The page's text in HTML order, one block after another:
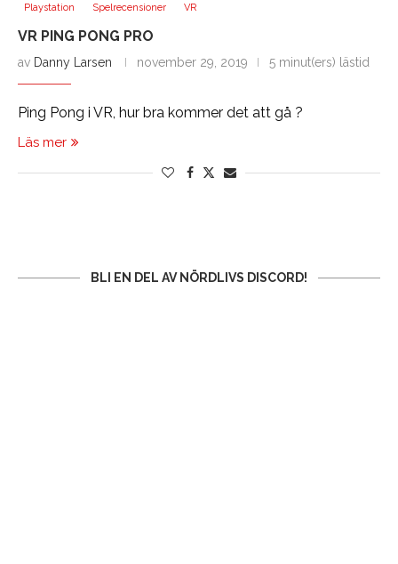
Playstation Spelrecensioner VR
VR PING PONG PRO
av Danny Larsen november 29, 2019 5 minut(ers) lästid
Ping Pong i VR, hur bra kommer det att gå ?
Läs mer
BLI EN DEL AV NÖRDLIVS DISCORD!